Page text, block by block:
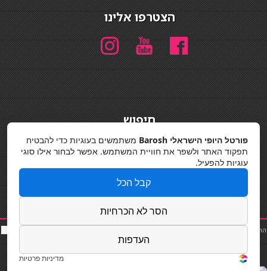
הצטרפו אלינו
חיפוש
מדיניות פרטיות
החלקות שיער |כ
סאות
פאות|קורס בניית ציפורניים
Designed byBarosh 2020
פורטל היופי הישראלי Barosh
משתמשים בעוגיות כדי להבטיח
תפקוד האתר ולשפר את חוויית המשתמש. אפשר לבחור אילו סוגי
עוגיות להפעיל.
קבל הכל
הסר לא הכרחיות
העדפות
מדיניות פרטיות